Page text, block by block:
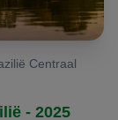
Centraal
- 2025